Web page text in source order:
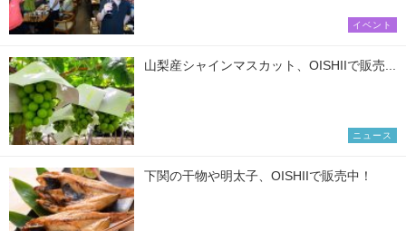
イベント
山梨産シャインマスカット、OISHIIで販売...
ニュース
下関の干物や明太子、OISHIIで販売中！